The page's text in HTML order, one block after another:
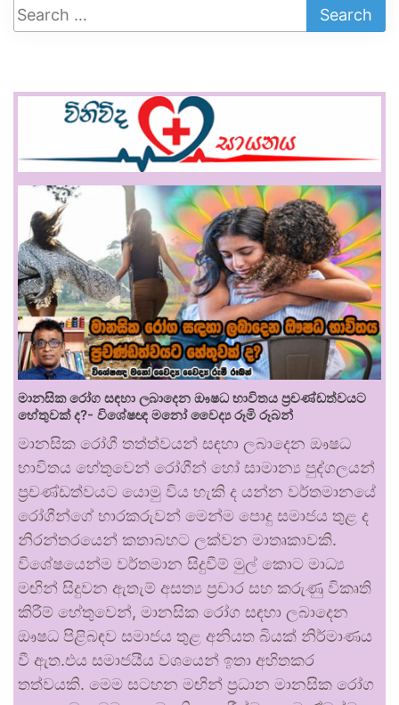
මානසික රෝග සඳහා ලබාදෙන ඖෂධ භාවිතය ප්‍රචණ්ඩත්වයට
හේතුවක් ද?- විශේෂඥ මනෝ වෛද්‍ය රූමි රූබන්
මානසික රෝගී තත්ත්වයන් සඳහා ලබාදෙන ඖෂධ
භාවිතය හේතුවෙන් රෝගීන් හෝ සාමාන්‍ය පුද්ගලයන්
ප්‍රචණ්ඩත්වයට යොමු විය හැකි ද යන්න වර්තමානයේ
රෝගීන්ගේ භාරකරුවන් මෙන්ම පොදු සමාජය තුළ ද
නිරන්තරයෙන් කතාබහට ලක්වන මාතෘකාවකි.
විශේෂයෙන්ම වර්තමාන සිදුවීම් මුල් කොට මාධ්‍ය
මඟින් සිදුවන ඇතැම් අසත්‍ය ප්‍රචාර සහ කරුණු විකෘති
කිරීම් හේතුවෙන්, මානසික රෝග සඳහා ලබාදෙන
ඖෂධ පිළිබඳව සමාජය තුළ අනියත බියක් නිර්මාණය
වී ඇත.එය සමාජයීය වශයෙන් ඉතා අහිතකර
තත්වයකි. මෙම සටහන මඟින් ප්‍රධාන මානසික රෝග